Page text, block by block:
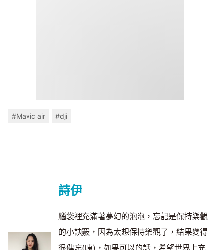
#Mavic air #dji
詩伊
腦袋裡充滿著夢幻的泡泡，忘記是保持樂觀
的小訣竅，因為太想保持樂觀了，結果變得
很健忘(咦)，如果可以的話，希望世界上充